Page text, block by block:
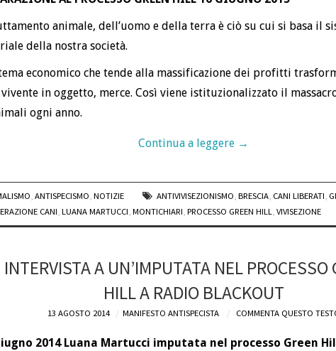
animale, dell’uomo e della terra è ciò su cui si basa il
della nostra società.
economico che tende alla massificazione dei profitti
vivente in oggetto, merce. Così viene istituzionalizzato il
ogni anno.
Continua a leggere →
,ANTISPECISMO ,NOTIZIE ANTIVIVISEZIONISMO ,BRESCIA CANI LIBERATI
CANI LUANA MARTUCCI MONTICHIARI PROCESSO GREEN HILL VIVISEZIONE
INTERVISTA A UN’IMPUTATA NEL PROCESSO
HILL A RADIO BLACKOUT
13 AGOSTO 2014 MANIFESTO ANTISPECISTA COMMENTA QUESTO
2014 Luana Martucci imputata nel processo Green